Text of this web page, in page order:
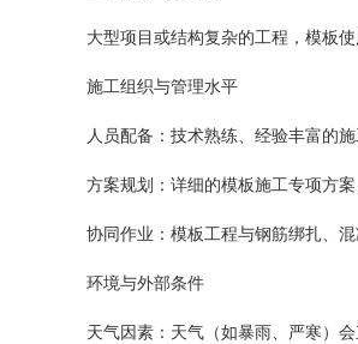
大型项目或结构复杂的工程，模板
施工组织与管理水平
人员配备：技术熟练、经验丰富的
方案规划：详细的模板施工专项方
协同作业：模板工程与钢筋绑扎、
环境与外部条件
天气因素：天气（如暴雨、严寒）